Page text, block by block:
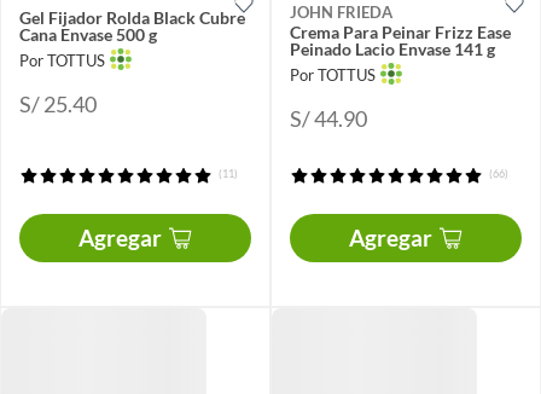
Gel Fijador Rolda Black Cubre
Cana Envase 500 g
Por TOTTUS
S/ 25.40
(11)
Agregar
JOHN FRIEDA
Crema Para Peinar Frizz Ease
Peinado Lacio Envase 141 g
Por TOTTUS
S/ 44.90
(66)
Agregar